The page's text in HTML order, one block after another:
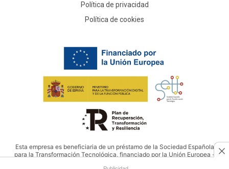
Política de privacidad
Política de cookies
Esta empresa es beneficiaria de un préstamo de la Sociedad Española
para la Transformación Tecnológica, financiado por la Unión Europea -